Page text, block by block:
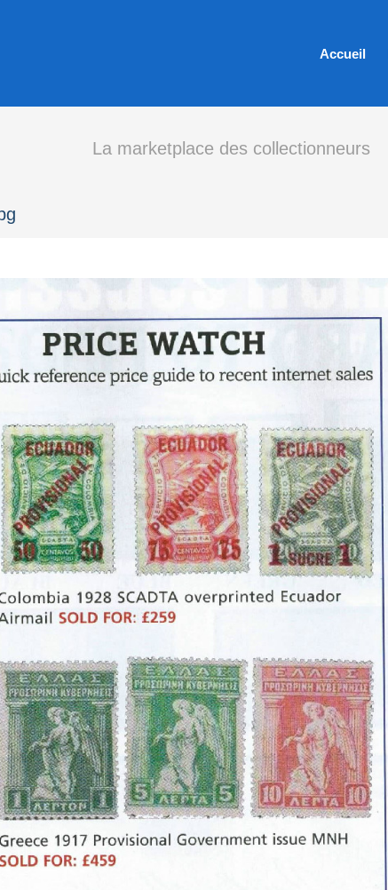
Accueil
La marketplace des collectionneurs